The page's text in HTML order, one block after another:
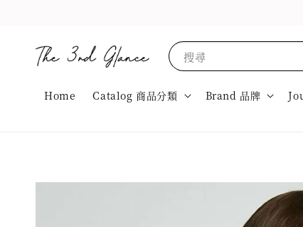
搜尋
Home Catalog 商品分類 Brand 品牌